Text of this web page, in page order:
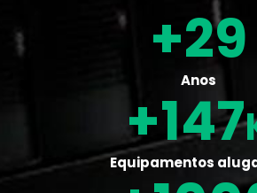
29
Anos
147
Equipamentos